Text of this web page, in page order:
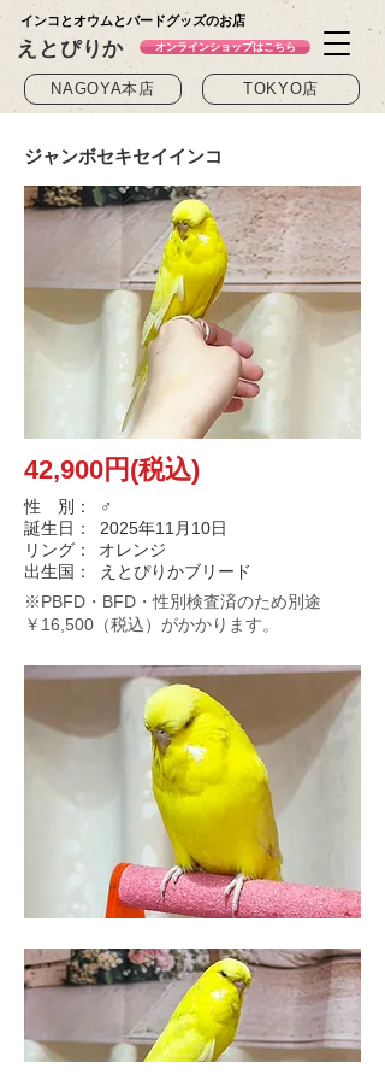
インコとオウムとバードグッズのお店
えとぴりか オンラインショップはこちら
NAGOYA本店 TOKYO店
ジャンボセキセイインコ
42,900円(税込)
性 別：
♂
誕生日：
2025年11月10日
リング：
オレンジ
出生国：
えとぴりかブリード
※PBFD・BFD・性別検査済のため別途
￥16,500（税込）がかかります。